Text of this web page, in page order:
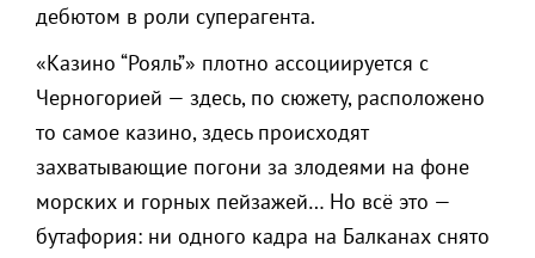
дебютом в роли суперагента.
«Казино “Рояль”» плотно ассоциируется с
Черногорией — здесь, по сюжету, расположено
то самое казино, здесь происходят
захватывающие погони за злодеями на фоне
морских и горных пейзажей… Но всё это —
бутафория: ни одного кадра на Балканах снято